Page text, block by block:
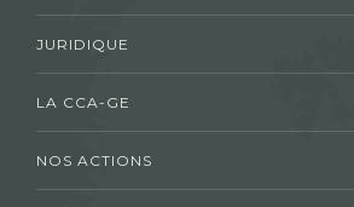
JURIDIQUE
LA CCA-GE
NOS ACTIONS